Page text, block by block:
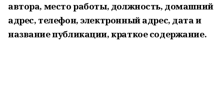
автора, место работы, должность, домашний
адрес, телефон, электронный адрес, дата и
название публикации, краткое содержание.